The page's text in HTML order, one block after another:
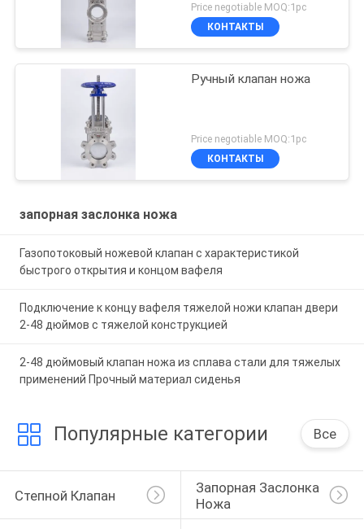
Price negotiable MOQ:1pc
КОНТАКТЫ
Ручный клапан ножа
Price negotiable MOQ:1pc
КОНТАКТЫ
запорная заслонка ножа
Газопотоковый ножевой клапан с характеристикой
быстрого открытия и концом вафеля
Подключение к концу вафеля тяжелой ножи клапан двери
2-48 дюймов с тяжелой конструкцией
2-48 дюймовый клапан ножа из сплава стали для тяжелых
применений Прочный материал сиденья
Популярные категории Все
Степной Клапан
Запорная Заслонка
Ножа